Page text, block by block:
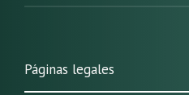
Páginas legales